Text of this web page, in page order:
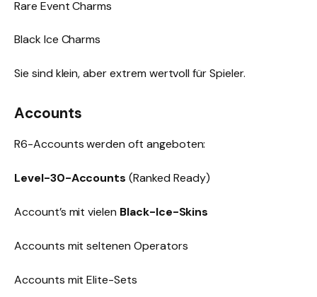
Rare Event Charms
Black Ice Charms
Sie sind klein, aber extrem wertvoll für Spieler.
Accounts
R6-Accounts werden oft angeboten:
Level-30-Accounts (Ranked Ready)
Account’s mit vielen Black-Ice-Skins
Accounts mit seltenen Operators
Accounts mit Elite-Sets